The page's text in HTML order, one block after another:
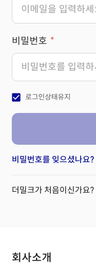
비밀번호
check_box 로그인상태유지
비밀번호를 잊으셨나요?
더밀크가 처음이신가요?
회사소개